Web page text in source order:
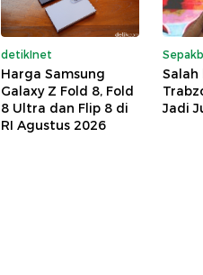
detikInet
Harga Samsung
Galaxy Z Fold 8, Fold
8 Ultra dan Flip 8 di
RI Agustus 2026
Salah
Jadi